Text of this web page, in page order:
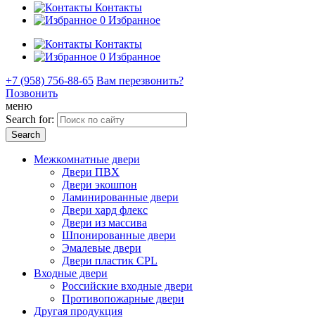
Контакты
0 Избранное
Контакты
0 Избранное
+7 (958) 756-88-65 Вам перезвонить?
Позвонить
меню
Search for:
Межкомнатные двери
Двери ПВХ
Двери экошпон
Ламинированные двери
Двери хард флекс
Двери из массива
Шпонированные двери
Эмалевые двери
Двери пластик CPL
Входные двери
Российские входные двери
Противопожарные двери
Другая продукция